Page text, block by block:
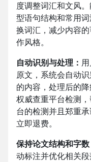
度调整词汇和文风
型语句结构和常用
换词汇，减少内容
作风格。
自动识别与处理：
原文，系统会自动
的内容，处理后的
权威查重平台检测
台的检测并且郑重
立即退费。
保持论文结构和字数
动标注并优化相关